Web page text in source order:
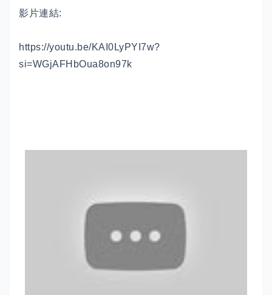
影片連結:
https://youtu.be/KAI0LyPYI7w?
si=WGjAFHbOua8on97k